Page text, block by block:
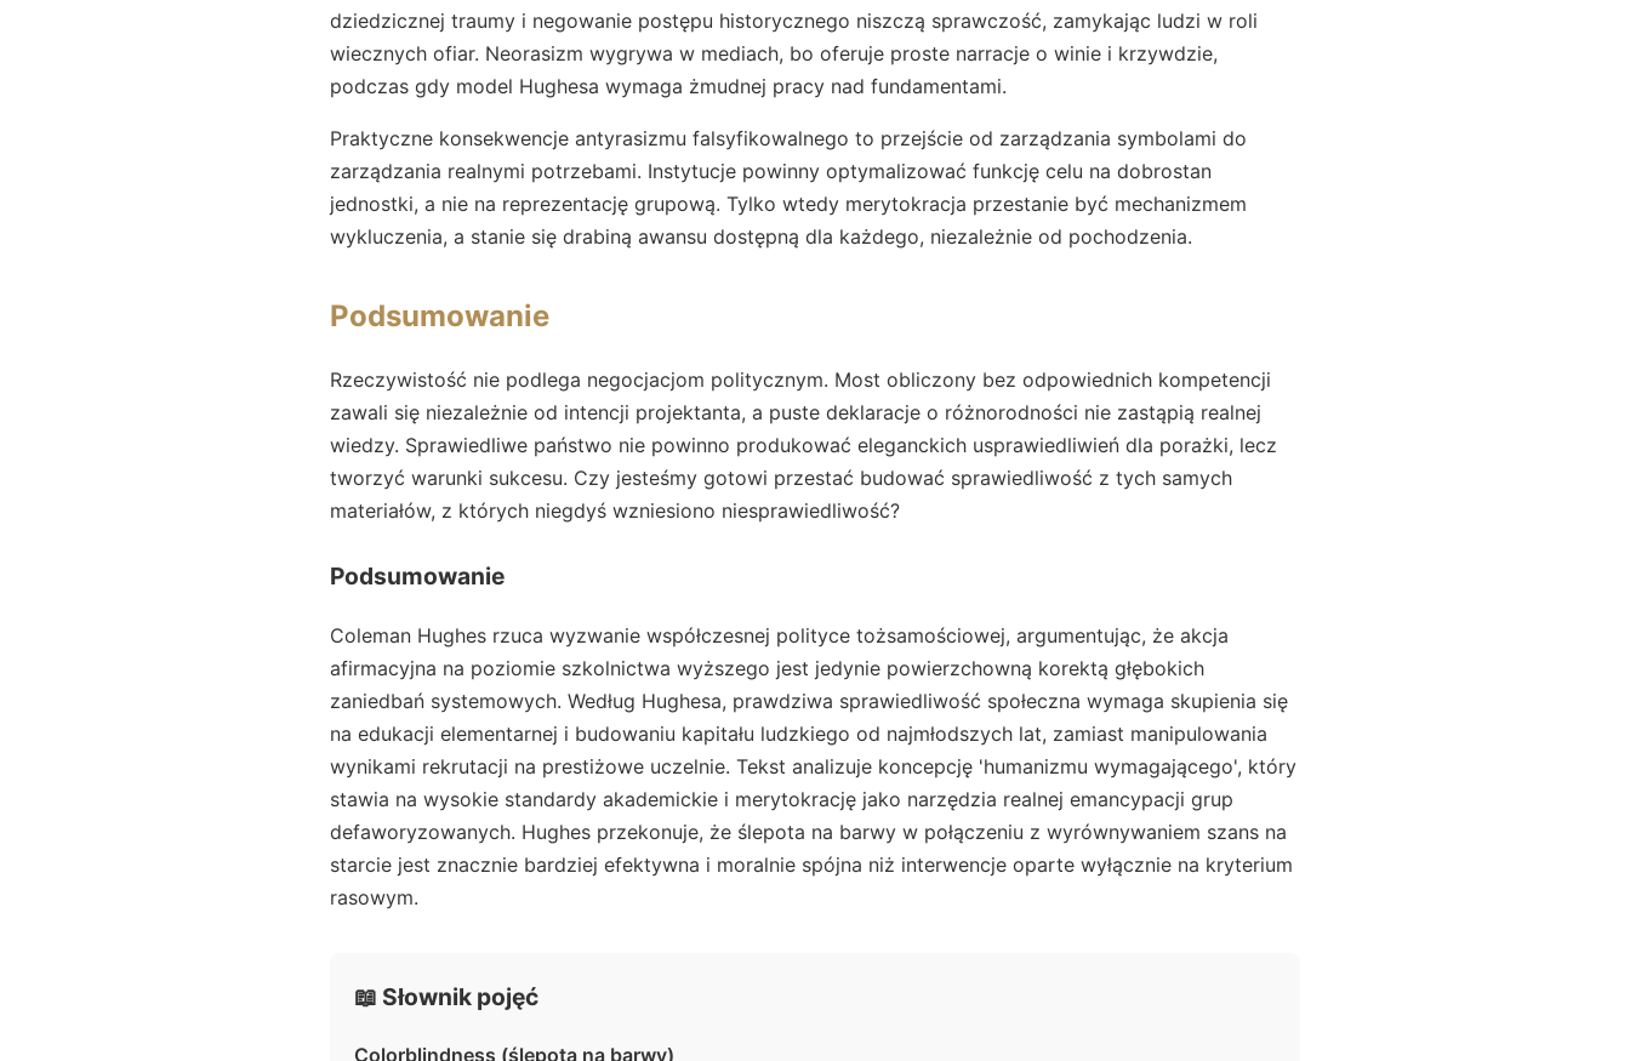
dziedzicznej traumy i negowanie postępu historycznego niszczą sprawczość, zamykając ludzi w roli
wiecznych ofiar. Neorasizm wygrywa w mediach, bo oferuje proste narracje o winie i krzywdzie,
podczas gdy model Hughesa wymaga żmudnej pracy nad fundamentami.
Praktyczne konsekwencje antyrasizmu falsyfikowalnego to przejście od zarządzania symbolami do
zarządzania realnymi potrzebami. Instytucje powinny optymalizować funkcję celu na dobrostan
jednostki, a nie na reprezentację grupową. Tylko wtedy merytokracja przestanie być mechanizmem
wykluczenia, a stanie się drabiną awansu dostępną dla każdego, niezależnie od pochodzenia.
Podsumowanie
Rzeczywistość nie podlega negocjacjom politycznym. Most obliczony bez odpowiednich kompetencji
zawali się niezależnie od intencji projektanta, a puste deklaracje o różnorodności nie zastąpią realnej
wiedzy. Sprawiedliwe państwo nie powinno produkować eleganckich usprawiedliwień dla porażki, lecz
tworzyć warunki sukcesu. Czy jesteśmy gotowi przestać budować sprawiedliwość z tych samych
materiałów, z których niegdyś wzniesiono niesprawiedliwość?
Podsumowanie
Coleman Hughes rzuca wyzwanie współczesnej polityce tożsamościowej, argumentując, że akcja
afirmacyjna na poziomie szkolnictwa wyższego jest jedynie powierzchowną korektą głębokich
zaniedbań systemowych. Według Hughesa, prawdziwa sprawiedliwość społeczna wymaga skupienia się
na edukacji elementarnej i budowaniu kapitału ludzkiego od najmłodszych lat, zamiast manipulowania
wynikami rekrutacji na prestiżowe uczelnie. Tekst analizuje koncepcję 'humanizmu wymagającego', który
stawia na wysokie standardy akademickie i merytokrację jako narzędzia realnej emancypacji grup
defaworyzowanych. Hughes przekonuje, że ślepota na barwy w połączeniu z wyrównywaniem szans na
starcie jest znacznie bardziej efektywna i moralnie spójna niż interwencje oparte wyłącznie na kryterium
rasowym.
📖 Słownik pojęć
Colorblindness (ślepota na barwy)